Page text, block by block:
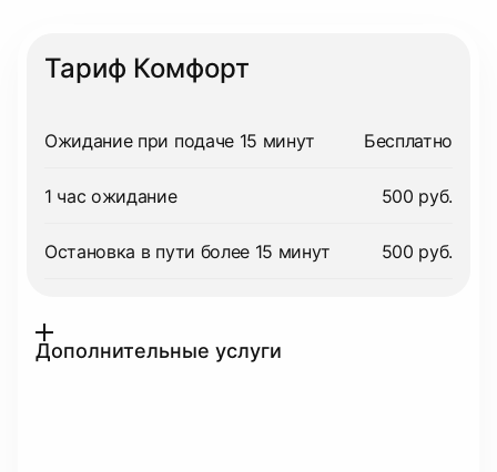
Тариф Комфорт
Ожидание при подаче 15 минут Бесплатно
1 час ожидание 500 руб.
Остановка в пути более 15 минут 500 руб.
Дополнительные услуги